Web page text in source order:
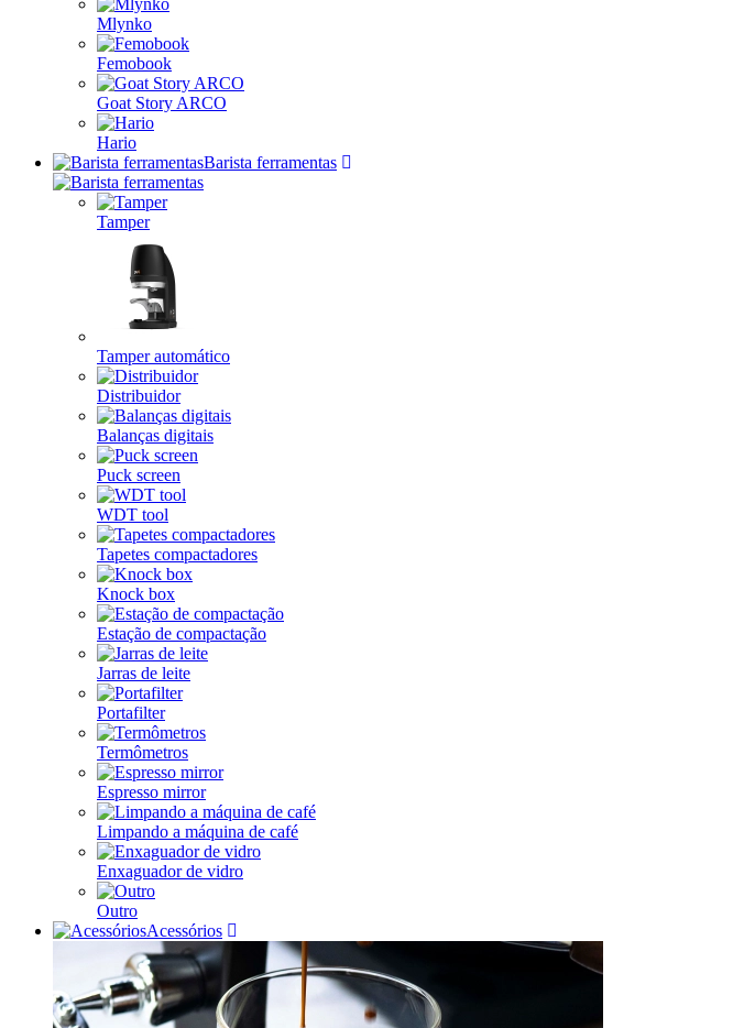
Mlynko
Femobook
Goat Story ARCO
Hario
Barista ferramentas
Tamper
Tamper automático
Distribuidor
Balanças digitais
Puck screen
WDT tool
Tapetes compactadores
Knock box
Estação de compactação
Jarras de leite
Portafilter
Termômetros
Espresso mirror
Limpando a máquina de café
Enxaguador de vidro
Outro
Acessórios